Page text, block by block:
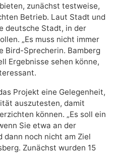
zunächst testweise,
Betrieb. Laut Stadt und
deutsche Stadt, in der
„Es muss nicht immer
Bird-Sprecherin. Bamberg
Ergebnisse sehen könne,
Projekt eine Gelegenheit,
auszutesten, damit
können. „Es soll ein
Sie etwa an der
noch nicht am Ziel
Zunächst wurden 15